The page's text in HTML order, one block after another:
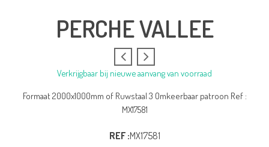
PERCHE VALLEE
Verkrijgbaar bij nieuwe aanvang van voorraad
Formaat 2000x1000mm of Ruwstaal 3 Omkeerbaar patroon Ref :
MX17581
REF :MX17581